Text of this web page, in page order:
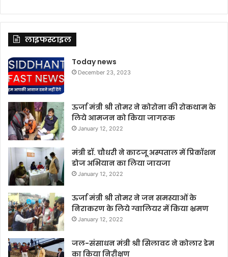
लाइफस्टाइल
Today news
December 23, 2023
ऊर्जा मंत्री श्री तोमर ने कोरोना की रोकथाम के
लिये आमजन को किया जागरूक
January 12, 2022
मंत्री डॉ. चौधरी ने काटजू अस्पताल में प्रिकॉशन
डोज अभियान का लिया जायजा
January 12, 2022
ऊर्जा मंत्री श्री तोमर ने जन समस्याओं के
निराकरण के लिये ग्वालियर में किया भ्रमण
January 12, 2022
जल-संसाधन मंत्री श्री सिलावट ने कोलार डेम
का किया निरीक्षण